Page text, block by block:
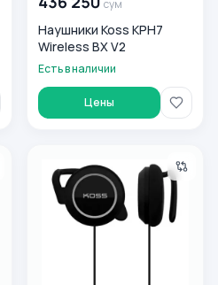
сум
Наушники Koss KPH7
Wireless BX V2
Есть в наличии
Цены